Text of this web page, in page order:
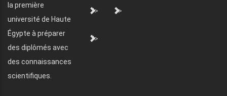
la première
université de Haute
Égypte à préparer
des diplômés avec
des connaissances
scientifiques.
"> ">
">